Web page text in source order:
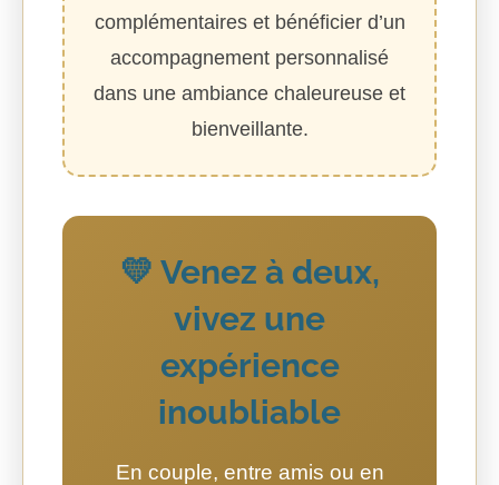
complémentaires et bénéficier d’un
accompagnement personnalisé
dans une ambiance chaleureuse et
bienveillante.
💛 Venez à deux,
vivez une
expérience
inoubliable
En couple, entre amis ou en